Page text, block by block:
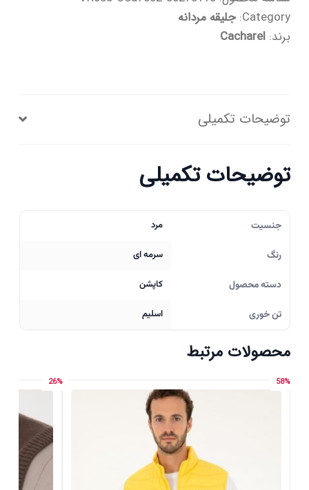
Category: جلیقه مردانه
برند:Cacharel
توضیحات تکمیلی
توضیحات تکمیلی
جنسیت مرد
رنگ سرمه ای
دسته محصول کاپشن
تن خوری اسلیم
محصولات مرتبط
58%
26%